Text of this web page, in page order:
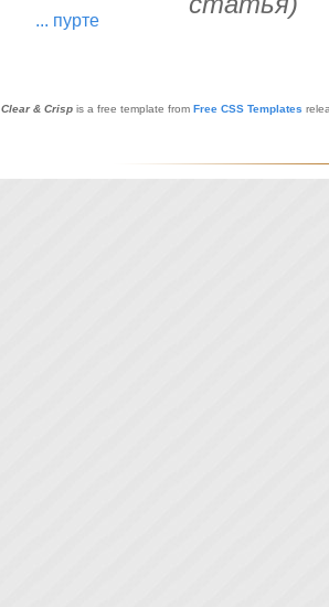
... пурте
Clear & Crisp is a free template from Free CSS Templates